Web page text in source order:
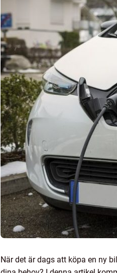
När det är dags att köpa en ny